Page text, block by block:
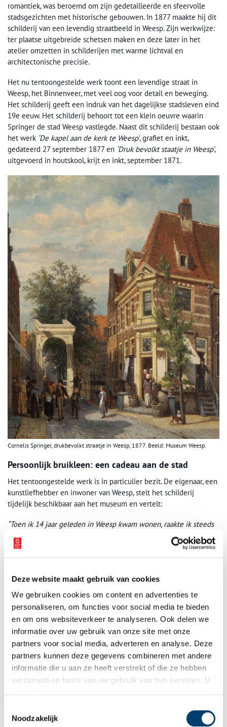
Deze website maakt gebruik van cookies
We gebruiken cookies om content en advertenties te
personaliseren, om functies voor social media te bieden
en om ons websiteverkeer te analyseren. Ook delen we
informatie over uw gebruik van onze site met onze
partners voor social media, adverteren en analyse. Deze
partners kunnen deze gegevens combineren met andere
informatie die u aan ze heeft verstrekt of die ze hebben
verzameld op basis van uw gebruik van hun services. U
Noodzakelijk
romantiek, was beroemd om zijn gedetailleerde en sfeervolle
stadsgezichten met historische gebouwen. In 1877 maakte hij dit
schilderij van een levendig straatbeeld in Weesp. Zijn werkwijze:
ter plaatse uitgebreide schetsen maken en deze later in het
atelier omzetten in schilderijen met warme lichtval en
architectonische precisie.
Het nu tentoongestelde werk toont een levendige straat in
Weesp, het Binnenveer, met veel oog voor detail en beweging.
Het schilderij geeft een indruk van het dagelijkse stadsleven eind
19e eeuw. Het schilderij behoort tot een klein oeuvre waarin
Springer de stad Weesp vastlegde. Naast dit schilderij bestaan ook
het werk ‘De kapel aan de kerk te Weesp’, grafiet en inkt,
gedateerd 27 september 1877 en ‘Druk bevolkt staatje in Weesp’,
uitgevoerd in houtskool, krijt en inkt, september 1871.
Cornelis Springer, drukbevolkt straatje in Weesp, 1877. Beeld: Museum Weesp.
Persoonlijk bruikleen: een cadeau aan de stad
Het tentoongestelde werk is in particulier bezit. De eigenaar, een
kunstliefhebber en inwoner van Weesp, stelt het schilderij
tijdelijk beschikbaar aan het museum en vertelt:
“Toen ik 14 jaar geleden in Weesp kwam wonen, raakte ik steeds
meer geïnteresseerd in kunstenaars die Weesp bezocht hadden
of hier hadden gewerkt. Cornelis Springer trok mijn aandacht en
ik vroeg me af: Wanneer zou ik ooit de kans krijgen om zulke
Daarom deel ik dit graag met mijn medebewoners van de stad
Weesp.”
Het schilderij van Cornelis Springer is te bewonderen in Museum
Weesp van woensdag 1 oktober tot en met donderdag 6
november 2025.
Bron:Museum Weesp